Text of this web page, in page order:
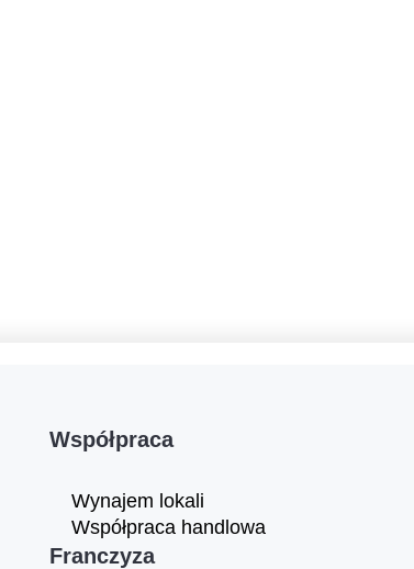
Współpraca
Wynajem lokali
Współpraca handlowa
Franczyza